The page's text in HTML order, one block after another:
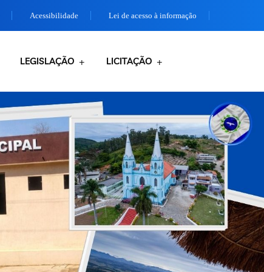
Acessibilidade Lei de acesso à informação
LEGISLAÇÃO LICITAÇÃO